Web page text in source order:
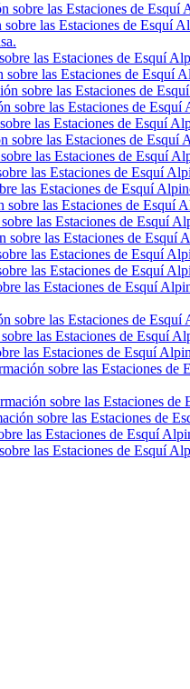
sobre las Estaciones de
las Estaciones de Esquí
las Estaciones de Esquí
las Estaciones de Esquí
sobre las Estaciones de
sobre las Estaciones de
las Estaciones de Esquí
sobre las Estaciones de Esquí
las Estaciones de Esquí
las Estaciones de Esquí
las Estaciones de Esquí
sobre las Estaciones de Esquí
las Estaciones de Esquí
sobre las Estaciones de Esquí
las Estaciones de Esquí
las Estaciones de Esquí
las Estaciones de Esquí
sobre las Estaciones de
las Estaciones de Esquí
las Estaciones de Esquí
sobre las Estaciones
sobre las Estaciones
sobre las Estaciones de
las Estaciones de Esquí
las Estaciones de Esquí